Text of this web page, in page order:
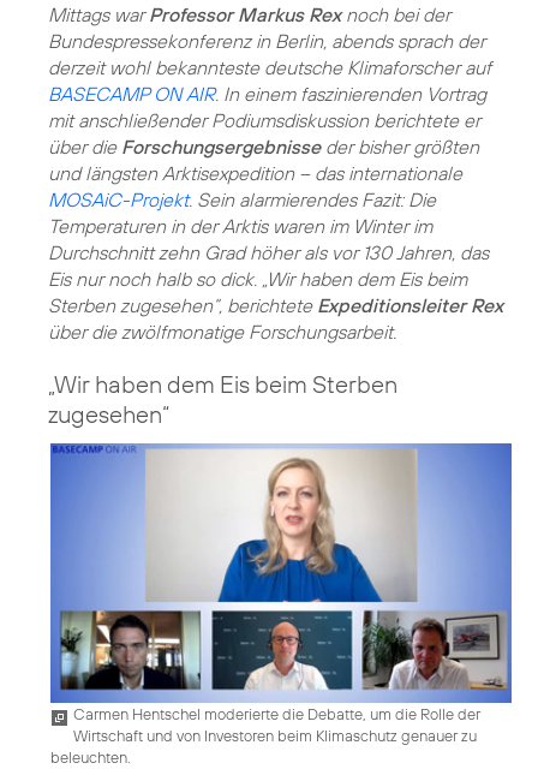
Mittags warProfessor Markus Rexnoch bei der
Bundespressekonferenz in Berlin, abends sprach der
derzeit wohl bekannteste deutsche Klimaforscher auf
BASECAMP ON AIR. In einem faszinierenden Vortrag
mit anschließender Podiumsdiskussion berichtete er
über die Forschungsergebnisseder bisher größten
und längsten Arktisexpedition – das internationale
MOSAiC-Projekt. Sein alarmierendes Fazit: Die
Temperaturen in der Arktis waren im Winter im
Durchschnitt zehn Grad höher als vor 130 Jahren, das
Eis nur noch halb so dick. „Wir haben dem Eis beim
Sterben zugesehen“, berichtete Expeditionsleiter Rex
über die zwölfmonatige Forschungsarbeit.
„Wir haben dem Eis beim Sterben
zugesehen“
Carmen Hentschel moderierte die Debatte, um die Rolle der
Wirtschaft und von Investoren beim Klimaschutz genauer zu
beleuchten.